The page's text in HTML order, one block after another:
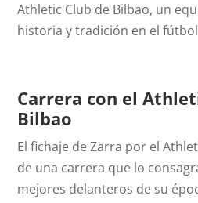
Athletic Club de Bilbao, un
historia y tradición en el
Carrera con el
Bilbao
El fichaje de Zarra por el
de una carrera que lo
mejores delanteros de su